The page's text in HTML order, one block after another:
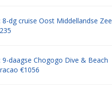
8-dg cruise Oost Middellandse Zee
9-daagse Chogogo Dive & Beach
€1056